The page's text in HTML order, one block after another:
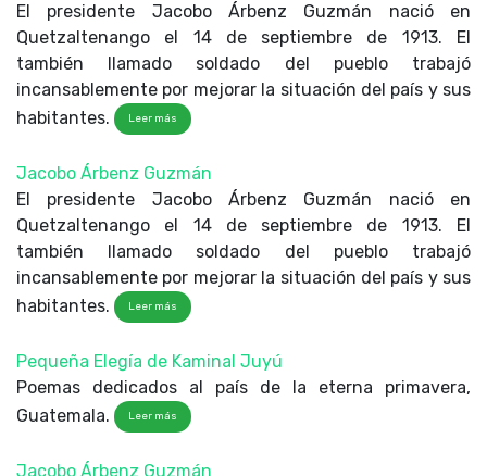
El presidente Jacobo Árbenz Guzmán nació en
Quetzaltenango el 14 de septiembre de 1913. El
también llamado soldado del pueblo trabajó
incansablemente por mejorar la situación del país y sus
habitantes.
Leer más
Jacobo Árbenz Guzmán
El presidente Jacobo Árbenz Guzmán nació en
Quetzaltenango el 14 de septiembre de 1913. El
también llamado soldado del pueblo trabajó
incansablemente por mejorar la situación del país y sus
habitantes.
Leer más
Pequeña Elegía de Kaminal Juyú
Poemas dedicados al país de la eterna primavera,
Guatemala.
Leer más
Jacobo Árbenz Guzmán